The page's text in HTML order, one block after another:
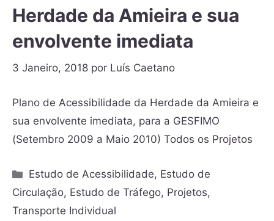
Herdade da Amieira e sua
envolvente imediata
3 Janeiro, 2018 por Luís Caetano
Plano de Acessibilidade da Herdade da Amieira e
sua envolvente imediata, para a GESFIMO
(Setembro 2009 a Maio 2010) Todos os Projetos
Estudo de Acessibilidade, Estudo de
Circulação, Estudo de Tráfego, Projetos,
Transporte Individual